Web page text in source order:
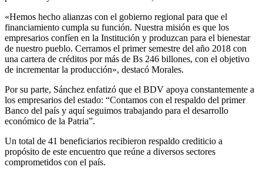
«Hemos hecho alianzas con el gobierno regional para que el
financiamiento cumpla su función. Nuestra misión es que los
empresarios confíen en la Institución y produzcan para el bienestar
de nuestro pueblo. Cerramos el primer semestre del año 2018 con
una cartera de créditos por más de Bs 246 billones, con el objetivo
de incrementar la producción», destacó Morales.
Por su parte, Sánchez enfatizó que el BDV apoya constantemente a
los empresarios del estado: “Contamos con el respaldo del primer
Banco del país y aquí seguimos trabajando para el desarrollo
económico de la Patria”.
Un total de 41 beneficiarios recibieron respaldo crediticio a
propósito de este encuentro que reúne a diversos sectores
comprometidos con el país.